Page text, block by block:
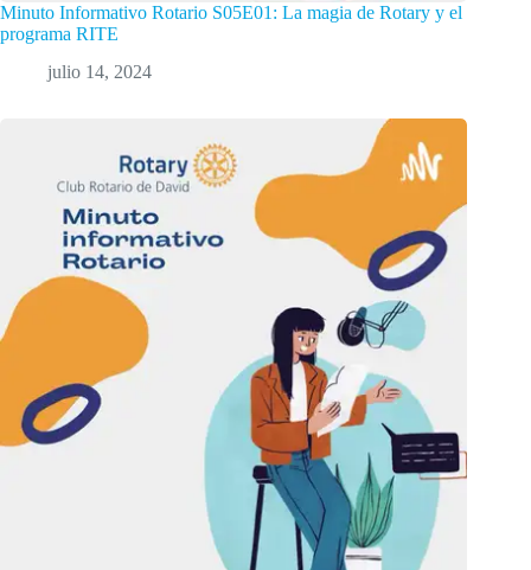
Minuto Informativo Rotario S05E01: La magia de Rotary y el
programa RITE
julio 14, 2024